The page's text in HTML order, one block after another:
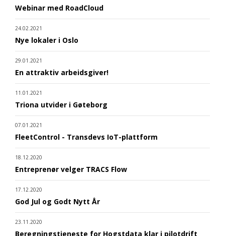
Webinar med RoadCloud
24.02.2021
Nye lokaler i Oslo
29.01.2021
En attraktiv arbeidsgiver!
11.01.2021
Triona utvider i Gøteborg
07.01.2021
FleetControl - Transdevs IoT-plattform
18.12.2020
Entreprenør velger TRACS Flow
17.12.2020
God Jul og Godt Nytt År
23.11.2020
Beregningstjeneste for Hogstdata klar i pilotdrift